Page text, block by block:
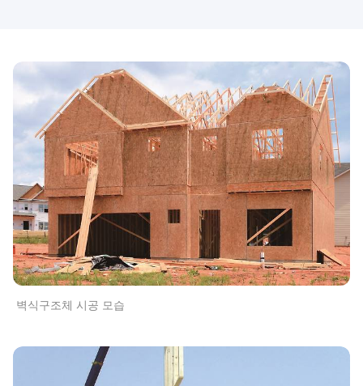
벽식구조체 시공 모습